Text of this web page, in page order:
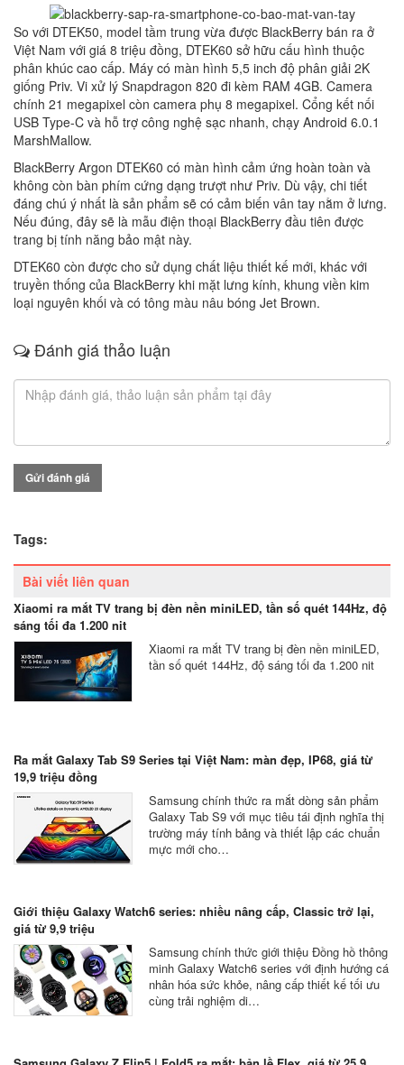
So với DTEK50, model tầm trung vừa được BlackBerry bán ra ở
Việt Nam với giá 8 triệu đồng, DTEK60 sở hữu cấu hình thuộc
phân khúc cao cấp. Máy có màn hình 5,5 inch độ phân giải 2K
giống Priv. Vi xử lý Snapdragon 820 đi kèm RAM 4GB. Camera
chính 21 megapixel còn camera phụ 8 megapixel. Cổng kết nối
USB Type-C và hỗ trợ công nghệ sạc nhanh, chạy Android 6.0.1
MarshMallow.
BlackBerry Argon DTEK60 có màn hình cảm ứng hoàn toàn và
không còn bàn phím cứng dạng trượt như Priv. Dù vậy, chi tiết
đáng chú ý nhất là sản phẩm sẽ có cảm biến vân tay nằm ở lưng.
Nếu đúng, đây sẽ là mẫu điện thoại BlackBerry đầu tiên được
trang bị tính năng bảo mật này.
DTEK60 còn được cho sử dụng chất liệu thiết kế mới, khác với
truyền thống của BlackBerry khi mặt lưng kính, khung viền kim
loại nguyên khối và có tông màu nâu bóng Jet Brown.
Đánh giá thảo luận
Gửi đánh giá
Tags:
Bài viết liên quan
Xiaomi ra mắt TV trang bị đèn nền miniLED, tần số quét 144Hz, độ
sáng tối đa 1.200 nit
Xiaomi ra mắt TV trang bị đèn nền miniLED,
tần số quét 144Hz, độ sáng tối đa 1.200 nit
Ra mắt Galaxy Tab S9 Series tại Việt Nam: màn đẹp, IP68, giá từ
19,9 triệu đồng
Samsung chính thức ra mắt dòng sản phẩm
Galaxy Tab S9 với mục tiêu tái định nghĩa thị
trường máy tính bảng và thiết lập các chuẩn
mực mới cho…
Giới thiệu Galaxy Watch6 series: nhiều nâng cấp, Classic trở lại,
giá từ 9,9 triệu
Samsung chính thức giới thiệu Đồng hồ thông
minh Galaxy Watch6 series với định hướng cá
nhân hóa sức khỏe, nâng cấp thiết kế tối ưu
cùng trải nghiệm di…